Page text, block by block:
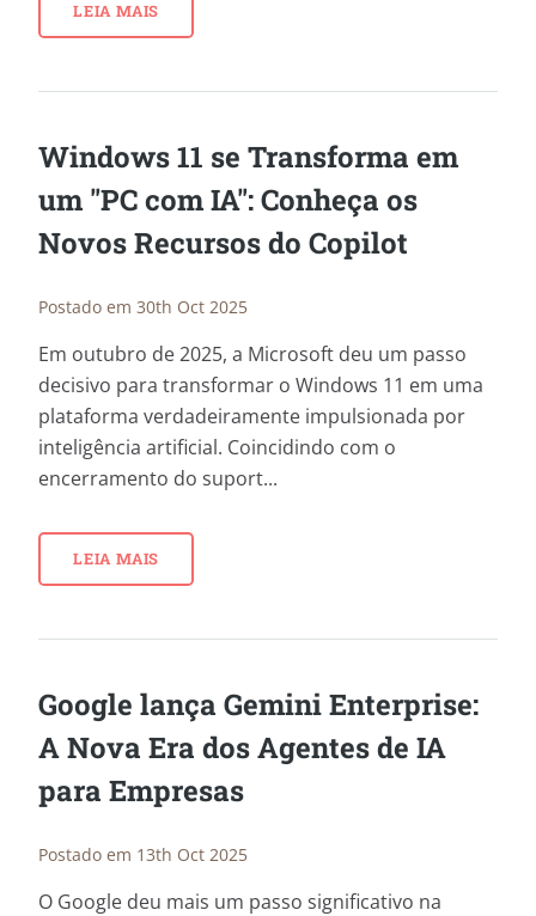
LEIA MAIS
Windows 11 se Transforma em
um "PC com IA": Conheça os
Novos Recursos do Copilot
Postado em 30th Oct 2025
Em outubro de 2025, a Microsoft deu um passo
decisivo para transformar o Windows 11 em uma
plataforma verdadeiramente impulsionada por
inteligência artificial. Coincidindo com o
encerramento do suport...
LEIA MAIS
Google lança Gemini Enterprise:
A Nova Era dos Agentes de IA
para Empresas
Postado em 13th Oct 2025
O Google deu mais um passo significativo na